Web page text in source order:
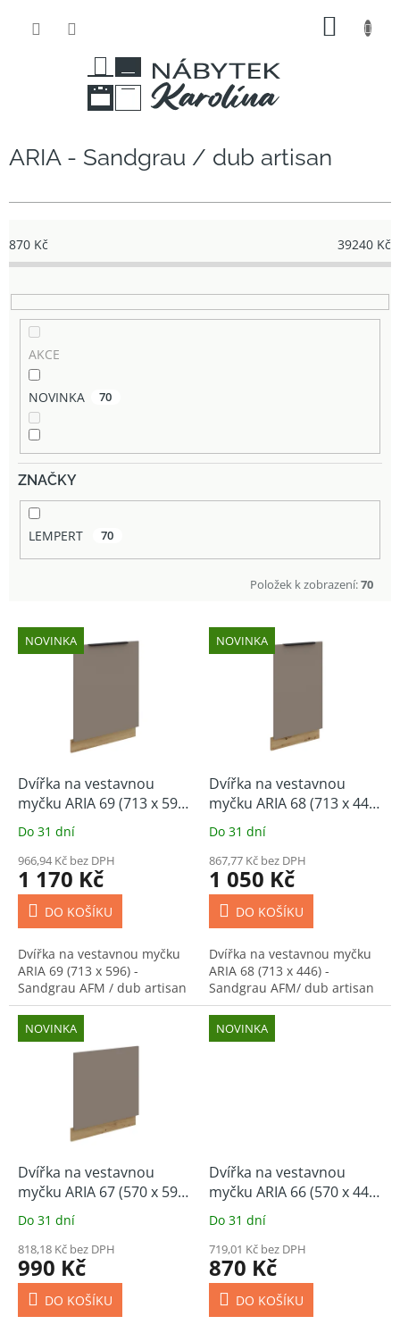
ARIA - Sandgrau / dub artisan
870 Kč 39240 Kč
AKCE
NOVINKA 70
ZNAČKY
LEMPERT 70
Položek k zobrazení:70
V
ů
NOVINKA
Dvířka na vestavnou
myčku ARIA 69 (713 x 596)
- Sandgrau AFM / dub
artisan
Do 31 dní
966,94 Kč bez DPH
1 170 Kč
DO KOŠÍKU
Dvířka na vestavnou myčku
ARIA 69 (713 x 596) -
Sandgrau AFM / dub artisan
NOVINKA
Dvířka na vestavnou
myčku ARIA 68 (713 x 446)
- Sandgrau AFM/ dub
artisan
Do 31 dní
867,77 Kč bez DPH
1 050 Kč
DO KOŠÍKU
Dvířka na vestavnou myčku
ARIA 68 (713 x 446) -
Sandgrau AFM/ dub artisan
NOVINKA
Dvířka na vestavnou
myčku ARIA 67 (570 x 596)
- Sandgrau AFM / dub
artisan
Do 31 dní
818,18 Kč bez DPH
990 Kč
DO KOŠÍKU
NOVINKA
Dvířka na vestavnou
myčku ARIA 66 (570 x 446)
- Sandgrau AFM / dub
artisan
Do 31 dní
719,01 Kč bez DPH
870 Kč
DO KOŠÍKU